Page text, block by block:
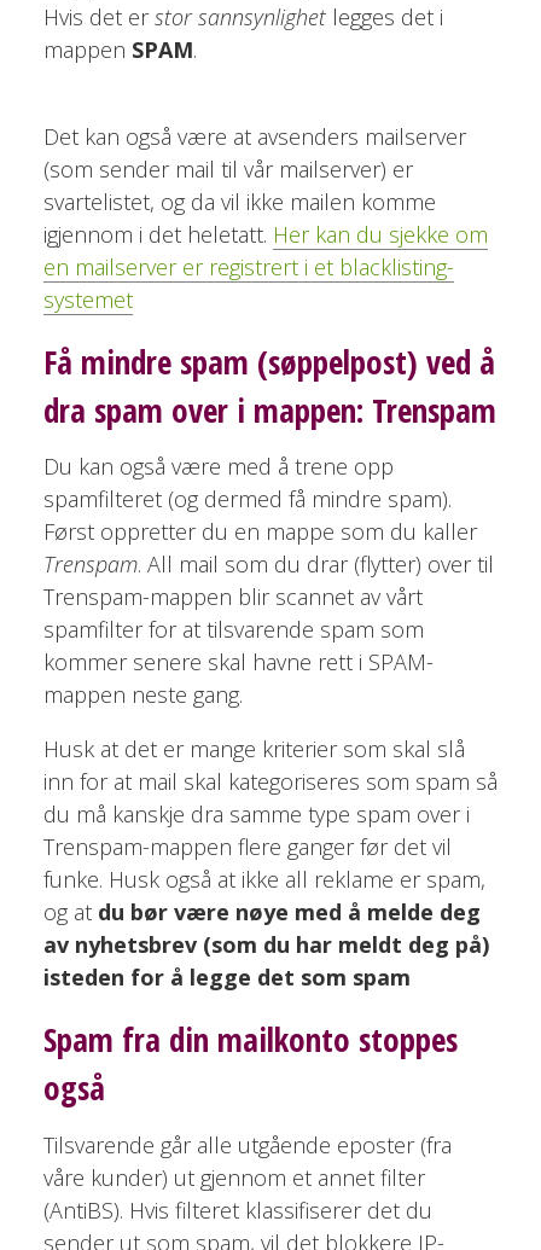
Hvis det erstor sannsynlighetlegges det i
mappen SPAM.
Det kan også være at avsenders mailserver
(som sender mail til vår mailserver) er
svartelistet, og da vil ikke mailen komme
igjennom i det heletatt. Her kan du sjekke om
en mailserver er registrert i et blacklisting-
systemet
Få mindre spam (søppelpost) ved å
dra spam over i mappen: Trenspam
Du kan også være med å trene opp
spamfilteret (og dermed få mindre spam).
Først oppretter du en mappe som du kaller
Trenspam. All mail som du drar (flytter) over til
Trenspam-mappen blir scannet av vårt
spamfilter for at tilsvarende spam som
kommer senere skal havne rett i SPAM-
mappen neste gang.
Husk at det er mange kriterier som skal slå
inn for at mail skal kategoriseres som spam så
du må kanskje dra samme type spam over i
Trenspam-mappen flere ganger før det vil
funke. Husk også at ikke all reklame er spam,
og at du bør være nøye med å melde deg
av nyhetsbrev (som du har meldt deg på)
isteden for å legge det som spam
Spam fra din mailkonto stoppes
også
Tilsvarende går alle utgående eposter (fra
våre kunder) ut gjennom et annet filter
(AntiBS). Hvis filteret klassifiserer det du
sender ut som spam, vil det blokkere IP-